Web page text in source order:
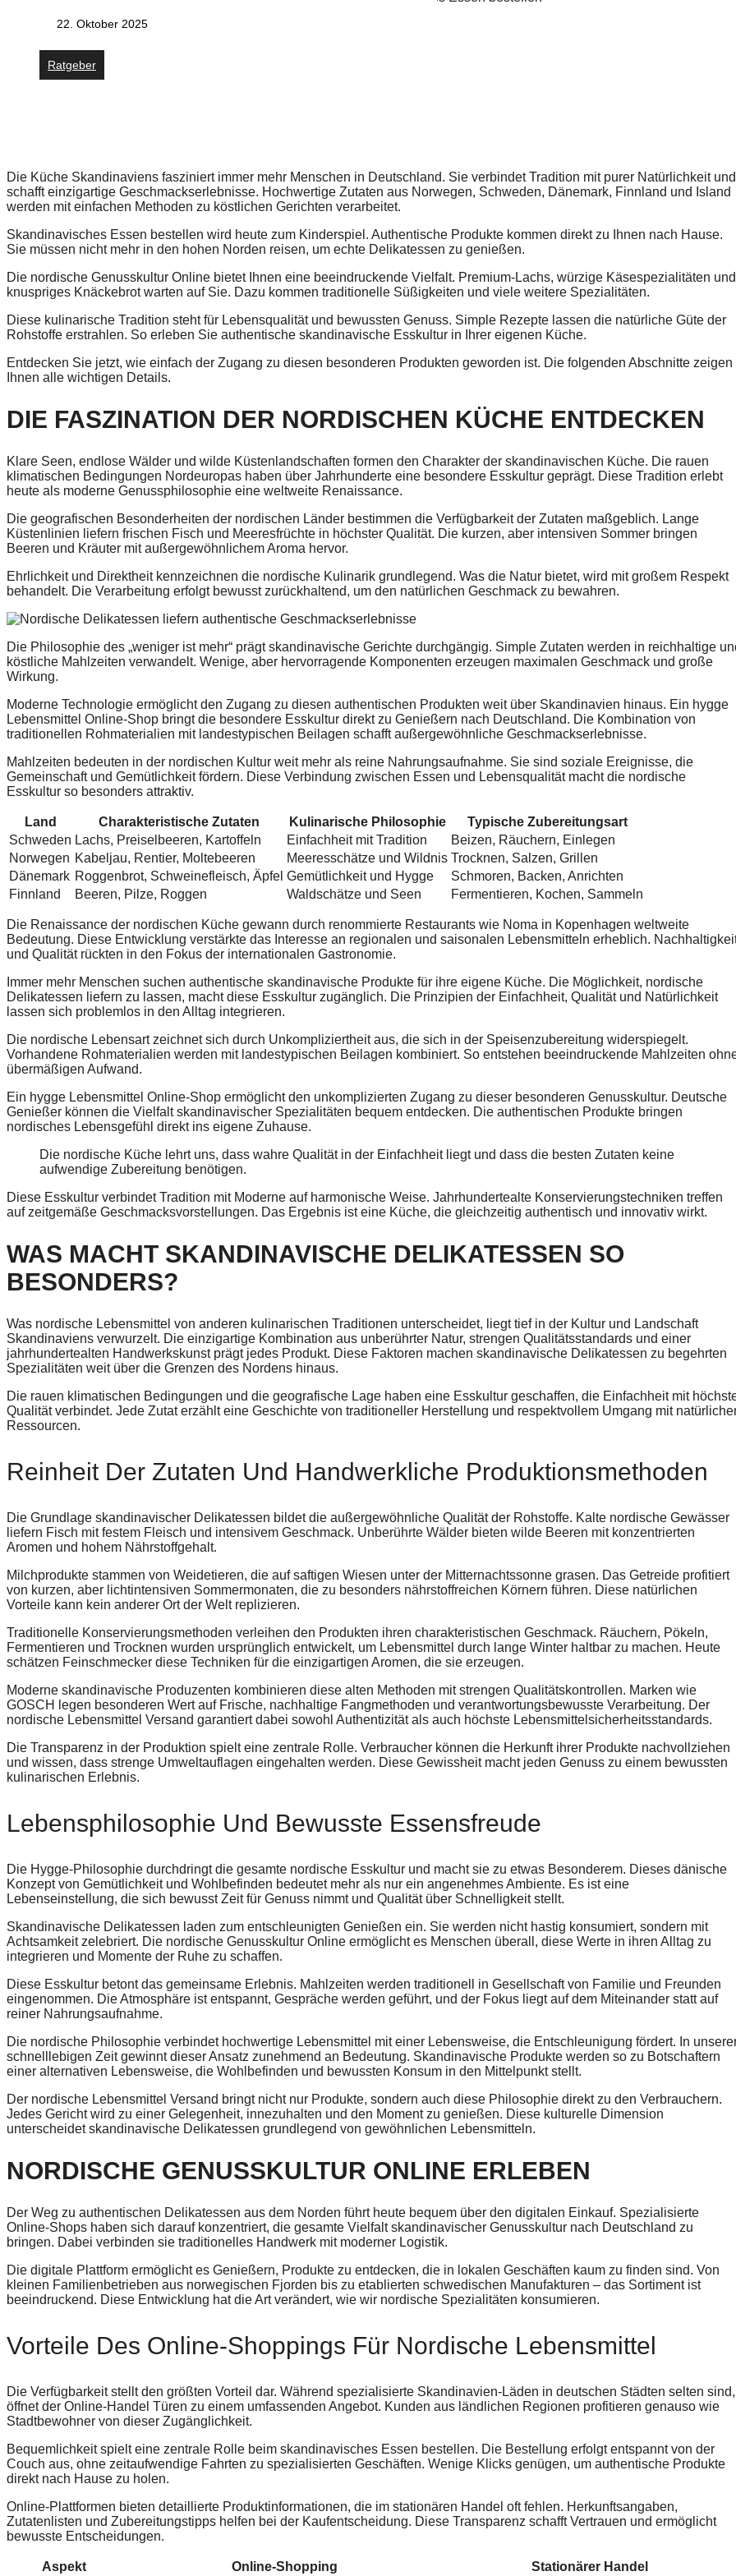
22. Oktober 2025
Ratgeber
Die Küche Skandinaviens fasziniert immer mehr Menschen in Deutschland. Sie verbindet Tradition mit purer Natürlichkeit und
schafft einzigartige Geschmackserlebnisse. Hochwertige Zutaten aus Norwegen, Schweden, Dänemark, Finnland und Island
werden mit einfachen Methoden zu köstlichen Gerichten verarbeitet.
Skandinavisches Essen bestellen wird heute zum Kinderspiel. Authentische Produkte kommen direkt zu Ihnen nach Hause.
Sie müssen nicht mehr in den hohen Norden reisen, um echte Delikatessen zu genießen.
Die nordische Genusskultur Online bietet Ihnen eine beeindruckende Vielfalt. Premium-Lachs, würzige Käsespezialitäten und
knuspriges Knäckebrot warten auf Sie. Dazu kommen traditionelle Süßigkeiten und viele weitere Spezialitäten.
Diese kulinarische Tradition steht für Lebensqualität und bewussten Genuss. Simple Rezepte lassen die natürliche Güte der
Rohstoffe erstrahlen. So erleben Sie authentische skandinavische Esskultur in Ihrer eigenen Küche.
Entdecken Sie jetzt, wie einfach der Zugang zu diesen besonderen Produkten geworden ist. Die folgenden Abschnitte zeigen
Ihnen alle wichtigen Details.
DIE FASZINATION DER NORDISCHEN KÜCHE ENTDECKEN
Klare Seen, endlose Wälder und wilde Küstenlandschaften formen den Charakter der skandinavischen Küche. Die rauen
klimatischen Bedingungen Nordeuropas haben über Jahrhunderte eine besondere Esskultur geprägt. Diese Tradition erlebt
heute als moderne Genussphilosophie eine weltweite Renaissance.
Die geografischen Besonderheiten der nordischen Länder bestimmen die Verfügbarkeit der Zutaten maßgeblich. Lange
Küstenlinien liefern frischen Fisch und Meeresfrüchte in höchster Qualität. Die kurzen, aber intensiven Sommer bringen
Beeren und Kräuter mit außergewöhnlichem Aroma hervor.
Ehrlichkeit und Direktheit kennzeichnen die nordische Kulinarik grundlegend. Was die Natur bietet, wird mit großem Respekt
behandelt. Die Verarbeitung erfolgt bewusst zurückhaltend, um den natürlichen Geschmack zu bewahren.
Die Philosophie des „weniger ist mehr“ prägt skandinavische Gerichte durchgängig. Simple Zutaten werden in reichhaltige
köstliche Mahlzeiten verwandelt. Wenige, aber hervorragende Komponenten erzeugen maximalen Geschmack und große
Wirkung.
Moderne Technologie ermöglicht den Zugang zu diesen authentischen Produkten weit über Skandinavien hinaus. Ein hygge
Lebensmittel Online-Shop bringt die besondere Esskultur direkt zu Genießern nach Deutschland. Die Kombination von
traditionellen Rohmaterialien mit landestypischen Beilagen schafft außergewöhnliche Geschmackserlebnisse.
Mahlzeiten bedeuten in der nordischen Kultur weit mehr als reine Nahrungsaufnahme. Sie sind soziale Ereignisse, die
Gemeinschaft und Gemütlichkeit fördern. Diese Verbindung zwischen Essen und Lebensqualität macht die nordische
Esskultur so besonders attraktiv.
Land Charakteristische Zutaten Kulinarische Philosophie
Typische Zubereitungsart
Schweden Lachs, Preiselbeeren, Kartoffeln Einfachheit mit Tradition
Beizen, Räuchern, Einlegen
Norwegen Kabeljau, Rentier, Moltebeeren Meeresschätze und Wildnis Trocknen, Salzen, Grillen
Dänemark Roggenbrot, Schweinefleisch, Äpfel Gemütlichkeit und Hygge
Schmoren, Backen, Anrichten
Finnland
Beeren, Pilze, Roggen Waldschätze und Seen Fermentieren, Kochen, Sammeln
Die Renaissance der nordischen Küche gewann durch renommierte Restaurants wie Noma in Kopenhagen weltweite
Bedeutung. Diese Entwicklung verstärkte das Interesse an regionalen und saisonalen Lebensmitteln erheblich.
und Qualität rückten in den Fokus der internationalen Gastronomie.
Immer mehr Menschen suchen authentische skandinavische Produkte für ihre eigene Küche. Die Möglichkeit, nordische
Delikatessen liefern zu lassen, macht diese Esskultur zugänglich. Die Prinzipien der Einfachheit, Qualität und Natürlichkeit
lassen sich problemlos in den Alltag integrieren.
Die nordische Lebensart zeichnet sich durch Unkompliziertheit aus, die sich in der Speisenzubereitung widerspiegelt.
Vorhandene Rohmaterialien werden mit landestypischen Beilagen kombiniert. So entstehen beeindruckende Mahlzeiten
übermäßigen Aufwand.
Ein hygge Lebensmittel Online-Shop ermöglicht den unkomplizierten Zugang zu dieser besonderen Genusskultur. Deutsche
Genießer können die Vielfalt skandinavischer Spezialitäten bequem entdecken. Die authentischen Produkte bringen
nordisches Lebensgefühl direkt ins eigene Zuhause.
Die nordische Küche lehrt uns, dass wahre Qualität in der Einfachheit liegt und dass die besten Zutaten keine
aufwendige Zubereitung benötigen.
Diese Esskultur verbindet Tradition mit Moderne auf harmonische Weise. Jahrhundertealte Konservierungstechniken treffen
auf zeitgemäße Geschmacksvorstellungen. Das Ergebnis ist eine Küche, die gleichzeitig authentisch und innovativ wirkt.
WAS MACHT SKANDINAVISCHE DELIKATESSEN SO
BESONDERS?
Was nordische Lebensmittel von anderen kulinarischen Traditionen unterscheidet, liegt tief in der Kultur und Landschaft
Skandinaviens verwurzelt. Die einzigartige Kombination aus unberührter Natur, strengen Qualitätsstandards und einer
jahrhundertealten Handwerkskunst prägt jedes Produkt. Diese Faktoren machen skandinavische Delikatessen zu begehrten
Spezialitäten weit über die Grenzen des Nordens hinaus.
Die rauen klimatischen Bedingungen und die geografische Lage haben eine Esskultur geschaffen, die Einfachheit mit
Qualität verbindet. Jede Zutat erzählt eine Geschichte von traditioneller Herstellung und respektvollem Umgang mit
Ressourcen.
Reinheit Der Zutaten Und Handwerkliche Produktionsmethoden
Die Grundlage skandinavischer Delikatessen bildet die außergewöhnliche Qualität der Rohstoffe. Kalte nordische Gewässer
liefern Fisch mit festem Fleisch und intensivem Geschmack. Unberührte Wälder bieten wilde Beeren mit konzentrierten
Aromen und hohem Nährstoffgehalt.
Milchprodukte stammen von Weidetieren, die auf saftigen Wiesen unter der Mitternachtssonne grasen. Das Getreide profitiert
von kurzen, aber lichtintensiven Sommermonaten, die zu besonders nährstoffreichen Körnern führen. Diese natürlichen
Vorteile kann kein anderer Ort der Welt replizieren.
Traditionelle Konservierungsmethoden verleihen den Produkten ihren charakteristischen Geschmack. Räuchern, Pökeln,
Fermentieren und Trocknen wurden ursprünglich entwickelt, um Lebensmittel durch lange Winter haltbar zu machen. Heute
schätzen Feinschmecker diese Techniken für die einzigartigen Aromen, die sie erzeugen.
Moderne skandinavische Produzenten kombinieren diese alten Methoden mit strengen Qualitätskontrollen. Marken wie
GOSCH legen besonderen Wert auf Frische, nachhaltige Fangmethoden und verantwortungsbewusste Verarbeitung. Der
nordische Lebensmittel Versand garantiert dabei sowohl Authentizität als auch höchste Lebensmittelsicherheitsstandards.
Die Transparenz in der Produktion spielt eine zentrale Rolle. Verbraucher können die Herkunft ihrer Produkte nachvollziehen
und wissen, dass strenge Umweltauflagen eingehalten werden. Diese Gewissheit macht jeden Genuss zu einem bewussten
kulinarischen Erlebnis.
Lebensphilosophie Und Bewusste Essensfreude
Die Hygge-Philosophie durchdringt die gesamte nordische Esskultur und macht sie zu etwas Besonderem. Dieses dänische
Konzept von Gemütlichkeit und Wohlbefinden bedeutet mehr als nur ein angenehmes Ambiente. Es ist eine
Lebenseinstellung, die sich bewusst Zeit für Genuss nimmt und Qualität über Schnelligkeit stellt.
Skandinavische Delikatessen laden zum entschleunigten Genießen ein. Sie werden nicht hastig konsumiert, sondern mit
Achtsamkeit zelebriert. Die nordische Genusskultur Online ermöglicht es Menschen überall, diese Werte in ihren Alltag zu
integrieren und Momente der Ruhe zu schaffen.
Diese Esskultur betont das gemeinsame Erlebnis. Mahlzeiten werden traditionell in Gesellschaft von Familie und Freunden
eingenommen. Die Atmosphäre ist entspannt, Gespräche werden geführt, und der Fokus liegt auf dem Miteinander statt auf
reiner Nahrungsaufnahme.
Die nordische Philosophie verbindet hochwertige Lebensmittel mit einer Lebensweise, die Entschleunigung fördert. In
schnelllebigen Zeit gewinnt dieser Ansatz zunehmend an Bedeutung. Skandinavische Produkte werden so zu Botschaftern
einer alternativen Lebensweise, die Wohlbefinden und bewussten Konsum in den Mittelpunkt stellt.
Der nordische Lebensmittel Versand bringt nicht nur Produkte, sondern auch diese Philosophie direkt zu den Verbrauchern.
Jedes Gericht wird zu einer Gelegenheit, innezuhalten und den Moment zu genießen. Diese kulturelle Dimension
unterscheidet skandinavische Delikatessen grundlegend von gewöhnlichen Lebensmitteln.
NORDISCHE GENUSSKULTUR ONLINE ERLEBEN
Der Weg zu authentischen Delikatessen aus dem Norden führt heute bequem über den digitalen Einkauf. Spezialisierte
Online-Shops haben sich darauf konzentriert, die gesamte Vielfalt skandinavischer Genusskultur nach Deutschland zu
bringen. Dabei verbinden sie traditionelles Handwerk mit moderner Logistik.
Die digitale Plattform ermöglicht es Genießern, Produkte zu entdecken, die in lokalen Geschäften kaum zu finden sind. Von
kleinen Familienbetrieben aus norwegischen Fjorden bis zu etablierten schwedischen Manufakturen – das Sortiment ist
beeindruckend. Diese Entwicklung hat die Art verändert, wie wir nordische Spezialitäten konsumieren.
Vorteile Des Online-Shoppings Für Nordische Lebensmittel
Die Verfügbarkeit stellt den größten Vorteil dar. Während spezialisierte Skandinavien-Läden in deutschen Städten selten sind,
öffnet der Online-Handel Türen zu einem umfassenden Angebot. Kunden aus ländlichen Regionen profitieren genauso wie
Stadtbewohner von dieser Zugänglichkeit.
Bequemlichkeit spielt eine zentrale Rolle beim skandinavisches Essen bestellen. Die Bestellung erfolgt entspannt von der
Couch aus, ohne zeitaufwendige Fahrten zu spezialisierten Geschäften. Wenige Klicks genügen, um authentische Produkte
direkt nach Hause zu holen.
Online-Plattformen bieten detaillierte Produktinformationen, die im stationären Handel oft fehlen. Herkunftsangaben,
Zutatenlisten und Zubereitungstipps helfen bei der Kaufentscheidung. Diese Transparenz schafft Vertrauen und ermöglicht
bewusste Entscheidungen.
Aspekt Online-Shopping Stationärer Handel